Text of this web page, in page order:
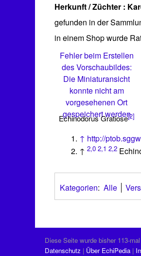
Herkunft / Züchter :
gefunden in der
in einem Shop wurde
Fehler beim Erstellen
des Vorschaubildes:
Die Miniaturansicht
konnte nicht am
vorgesehenen Ort
gespeichert werden
Echinodorus Gratiose[2]
↑ http://
↑2,0 2,1 2,2
Kategorien: Alle
Diese Seite wurde bisher 113-
Datenschutz
Über EchiPedia